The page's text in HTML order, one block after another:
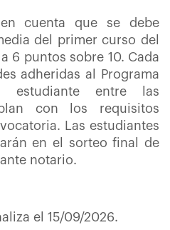
cuenta que se debe
del primer curso del
6 puntos sobre 10. Cada
adheridas al Programa
estudiante entre las
con los requisitos
Las estudiantes
en el sorteo final de
notario.
el 15/09/2026.